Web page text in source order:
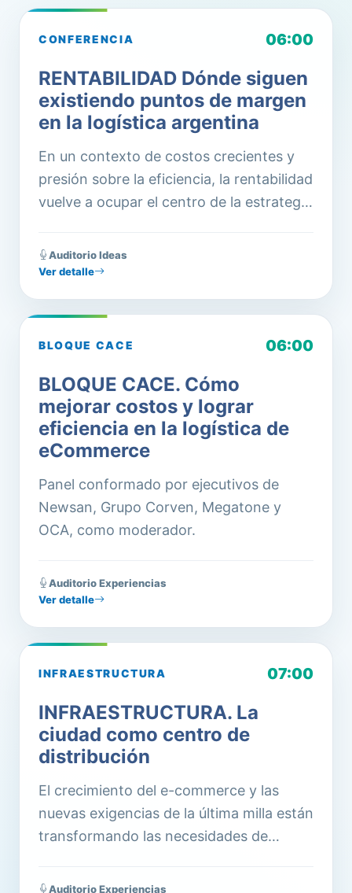
CONFERENCIA 06:00
RENTABILIDAD Dónde siguen
existiendo puntos de margen
en la logística argentina
En un contexto de costos crecientes y
presión sobre la eficiencia, la rentabilidad
vuelve a ocupar el centro de la estrategia
del sector para analizar dónde siguen
existiendo oportunidades concretas para
generar valor.
AuditorioIdeas
Ver detalle
BLOQUE CACE 06:00
BLOQUE CACE. Cómo
mejorar costos y lograr
eficiencia en la logística de
eCommerce
Panel conformado por ejecutivos de
Newsan, Grupo Corven, Megatone y
OCA, como moderador.
AuditorioExperiencias
Ver detalle
INFRAESTRUCTURA 07:00
INFRAESTRUCTURA. La
ciudad como centro de
distribución
El crecimiento del e-commerce y las
nuevas exigencias de la última milla están
transformando las necesidades de
necesita hoy la distribución urbana? En
AuditorioExperiencias